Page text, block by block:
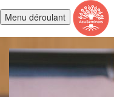
Menu déroulant